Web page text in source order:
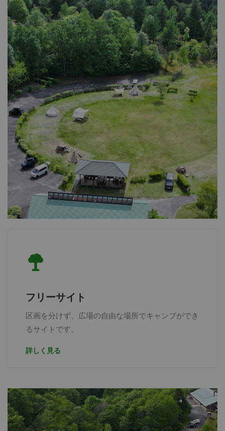
フリーサイト
区画を分けず、広場の自由な場所でキャンプができ
るサイトです。
詳しく見る